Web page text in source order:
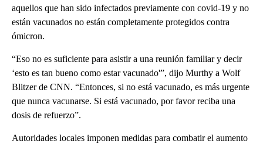
aquellos que han sido infectados previamente con covid-19 y no
están vacunados no están completamente protegidos contra
ómicron.
“Eso no es suficiente para asistir a una reunión familiar y decir
‘esto es tan bueno como estar vacunado'”, dijo Murthy a Wolf
Blitzer de CNN. “Entonces, si no está vacunado, es más urgente
que nunca vacunarse. Si está vacunado, por favor reciba una
dosis de refuerzo”.
Autoridades locales imponen medidas para combatir el aumento